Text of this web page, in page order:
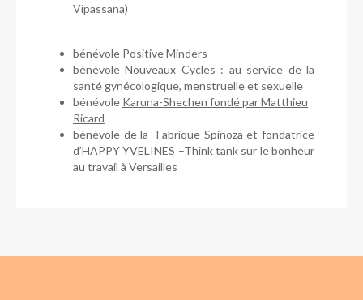
Vipassana)
bénévole Positive Minders
bénévole Nouveaux Cycles : au service de la
santé gynécologique, menstruelle et sexuelle
bénévole Karuna-Shechen fondé par Matthieu
Ricard
bénévole de la Fabrique Spinoza et fondatrice
d’HAPPY YVELINES –Think tank sur le bonheur
au travail à Versailles